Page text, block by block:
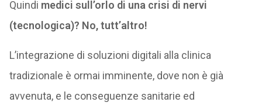
Quindi medici sull’orlo di una crisi di nervi
(tecnologica)? No, tutt’altro!
L’integrazione di soluzioni digitali alla clinica
tradizionale è ormai imminente, dove non è già
avvenuta, e le conseguenze sanitarie ed